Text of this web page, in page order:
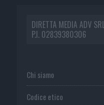
DIRETTA MEDIA ADV SRL
P.I. 02839380306
Chi siamo
Codice etico